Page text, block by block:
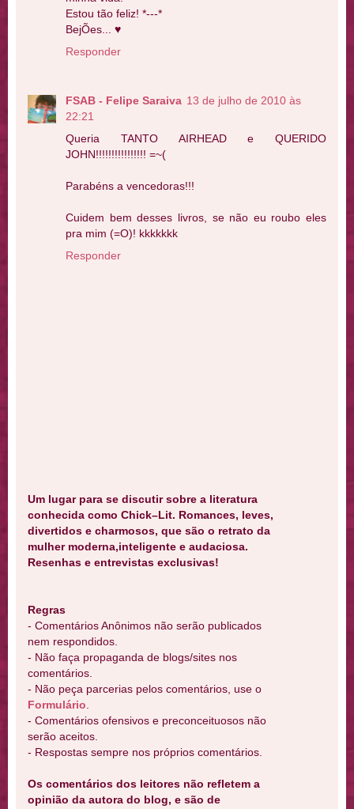
Estou tão feliz! *---*
BejÕes... ♥
Responder
FSAB - Felipe Saraiva 13 de julho de 2010 às
22:21
Queria TANTO AIRHEAD e QUERIDO
JOHN!!!!!!!!!!!!!!!! =~(
Parabéns a vencedoras!!!
Cuidem bem desses livros, se não eu roubo eles
pra mim (=O)! kkkkkkk
Responder
Um lugar para se discutir sobre a literatura
conhecida como Chick–Lit. Romances, leves,
divertidos e charmosos, que são o retrato da
mulher moderna,inteligente e audaciosa.
Resenhas e entrevistas exclusivas!
Regras
- Comentários Anônimos não serão publicados
nem respondidos.
- Não faça propaganda de blogs/sites nos
comentários.
- Não peça parcerias pelos comentários, use o
Formulário
- Comentários ofensivos e preconceituosos não
serão aceitos.
- Respostas sempre nos próprios comentários.
Os comentários dos leitores não refletem a
opinião da autora do blog, e são de